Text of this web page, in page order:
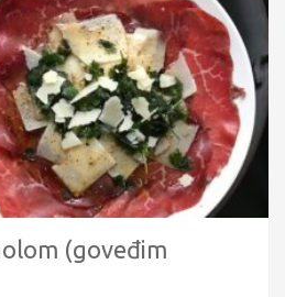
(goveđim